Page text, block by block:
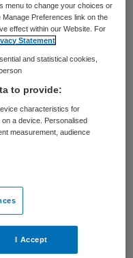
begonnen als
In 2006 ging de
de stichting
De twee
aanbod
aan circa 2500
in de regio
jaren is er
menu to change your choices or
Preferences link on the
effect within our Website. For
Statement
and statistical cookies,
to provide:
characteristics for
a device. Personalised
measurement, audience
I Accept